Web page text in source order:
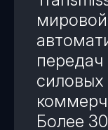
силовых
Более